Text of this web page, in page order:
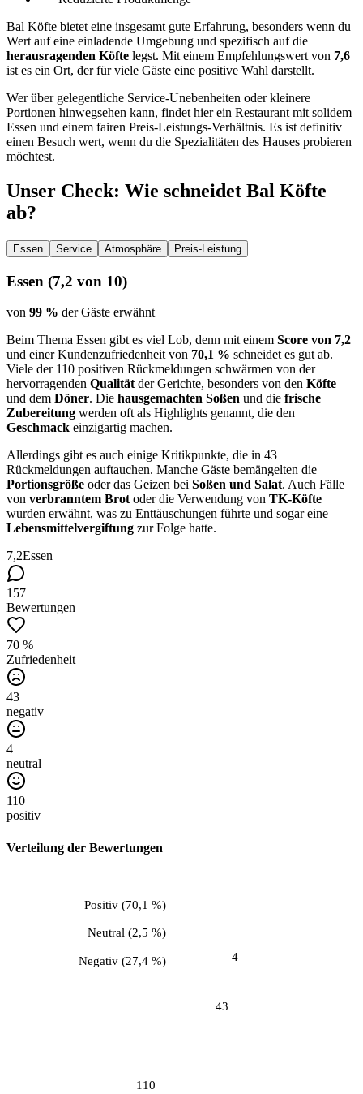
Bal Köfte bietet eine insgesamt gute Erfahrung, besonders wenn du
Wert auf eine einladende Umgebung und spezifisch auf die
herausragenden Köfte legst. Mit einem Empfehlungswert von 7,6
ist es ein Ort, der für viele Gäste eine positive Wahl darstellt.
Wer über gelegentliche Service-Unebenheiten oder kleinere
Portionen hinwegsehen kann, findet hier ein Restaurant mit solidem
Essen und einem fairen Preis-Leistungs-Verhältnis. Es ist definitiv
einen Besuch wert, wenn du die Spezialitäten des Hauses probieren
möchtest.
Unser Check: Wie schneidet Bal Köfte
ab?
Essen Service Atmosphäre Preis-Leistung
Essen (7,2 von 10)
von 99 % der Gäste erwähnt
Beim Thema Essen gibt es viel Lob, denn mit einem Score von 7,2
und einer Kundenzufriedenheit von 70,1 % schneidet es gut ab.
Viele der 110 positiven Rückmeldungen schwärmen von der
hervorragenden Qualitätder Gerichte, besonders von den Köfte
und dem Döner. Die hausgemachten Soßen und die frische
Zubereitung werden oft als Highlights genannt, die den
Geschmack einzigartig machen.
Allerdings gibt es auch einige Kritikpunkte, die in 43
Rückmeldungen auftauchen. Manche Gäste bemängelten die
Portionsgröße oder das Geizen bei Soßen und Salat. Auch Fälle
von verbranntem Brotoder die Verwendung von TK-Köfte
wurden erwähnt, was zu Enttäuschungen führte und sogar eine
Lebensmittelvergiftung zur Folge hatte.
7,2Essen
157
Bewertungen
70 %
Zufriedenheit
43
negativ
4
neutral
110
positiv
Verteilung der Bewertungen
43
Negativ(27,4 %) 4
Neutral(2,5 %)
110
Positiv(70,1 %)